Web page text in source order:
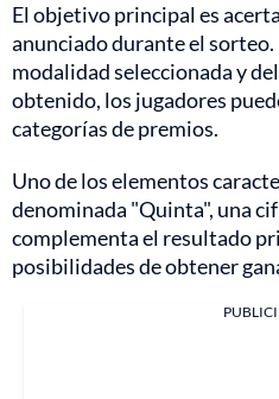
El objetivo principal es
anunciado durante el
modalidad seleccionada y
obtenido, los jugadores
categorías de premios.
Uno de los elementos
denominada "Quinta", una
complementa el resultado
posibilidades de obtener